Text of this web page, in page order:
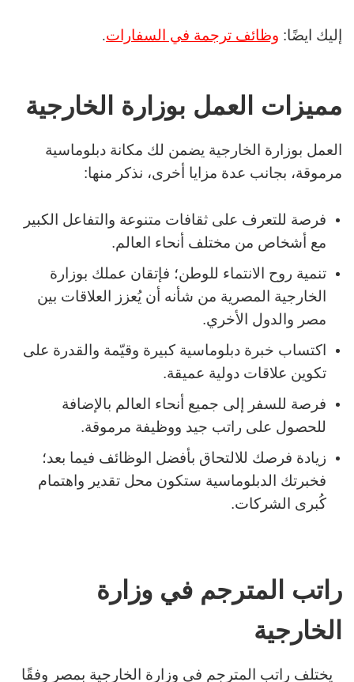
إليك ايضًا: وظائف ترجمة في السفارات.
مميزات العمل بوزارة الخارجية
العمل بوزارة الخارجية يضمن لك مكانة دبلوماسية
مرموقة، بجانب عدة مزايا أخرى، نذكر منها:
فرصة للتعرف على ثقافات متنوعة والتفاعل الكبير
مع أشخاص من مختلف أنحاء العالم.
تنمية روح الانتماء للوطن؛ فإتقان عملك بوزارة
الخارجية المصرية من شأنه أن يُعزز العلاقات بين
مصر والدول الأخري.
اكتساب خبرة دبلوماسية كبيرة وقيّمة والقدرة على
تكوين علاقات دولية عميقة.
فرصة للسفر إلى جميع أنحاء العالم بالإضافة
للحصول على راتب جيد ووظيفة مرموقة.
زيادة فرصك للالتحاق بأفضل الوظائف فيما بعد؛
فخبرتك الدبلوماسية ستكون محل تقدير واهتمام
كُبرى الشركات.
راتب المترجم في وزارة
الخارجية
يختلف راتب المترجم في وزارة الخارجية بمصر وفقًا